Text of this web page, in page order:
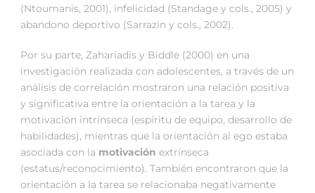
(Ntoumanis, 2001), infelicidad (Standage y cols., 2005) y
abandono deportivo (Sarrazin y cols., 2002).
Por su parte, Zahariadis y Biddle (2000) en una
investigación realizada con adolescentes, a través de un
análisis de correlación mostraron una relación positiva
y significativa entre la orientación a la tarea y la
motivación intrínseca (espíritu de equipo, desarrollo de
habilidades), mientras que la orientación al ego estaba
asociada con la motivación extrínseca
(estatus/reconocimiento). También encontraron que la
orientación a la tarea se relacionaba negativamente